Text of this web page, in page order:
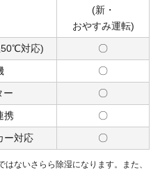
(新・
おやすみ運転)
50℃対応)
〇
〇
ー
〇
携
〇
ー対応
〇
ないさらら除湿になります。また、